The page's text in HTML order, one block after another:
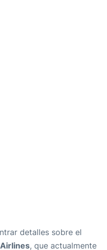
detalles sobre el
, que actualmente